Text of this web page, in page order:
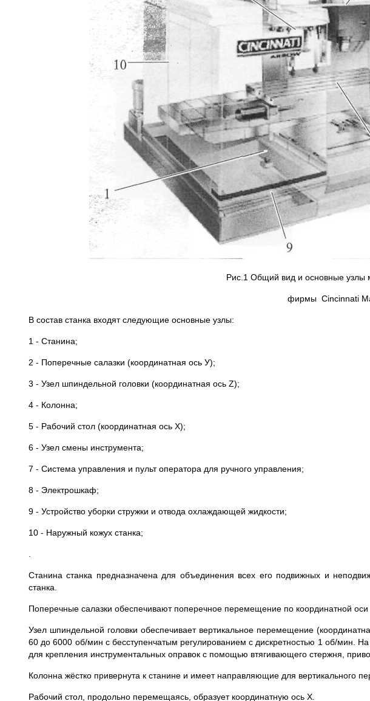
Рис.1 Общий вид и основные узлы
фирмы Cincinnati
В состав станка входят следующие основные узлы:
1 - Станина;
2 - Поперечные салазки (координатная ось У);
3 - Узел шпиндельной головки (координатная ось Z);
4 - Колонна;
5 - Рабочий стол (координатная ось Х);
6 - Узел смены инструмента;
7 - Система управления и пульт оператора для ручного управления;
8 - Электрошкаф;
9 - Устройство уборки стружки и отвода охлаждающей жидкости;
10 - Наружный кожух станка;
Станина станка предназначена для объединения всех его подвижных и
станка.
Поперечные салазки обеспечивают поперечное перемещение по координатной
Узел шпиндельной головки обеспечивает вертикальное перемещение
60 до 6000 об/мин с бесступенчатым регулированием с дискретностью 1 об/мин.
для крепления инструментальных оправок с помощью втягивающего стержня,
Колонна жёстко привернута к станине и имеет направляющие для вертикального
Рабочий стол, продольно перемещаясь, образует координатную ось Х.